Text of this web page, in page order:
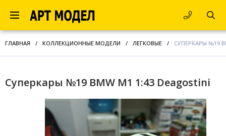
ГЛАВНАЯ / КОЛЛЕКЦИОННЫЕ МОДЕЛИ / ЛЕГКОВЫЕ / СУПЕРКАРЫ №19
Суперкары №19 BMW M1 1:43 Deagostini